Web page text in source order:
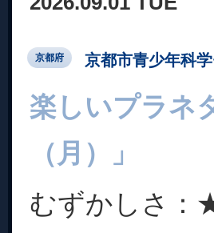
京都府 京都市青少年科
楽しいプラネ
（月）」
むずかしさ